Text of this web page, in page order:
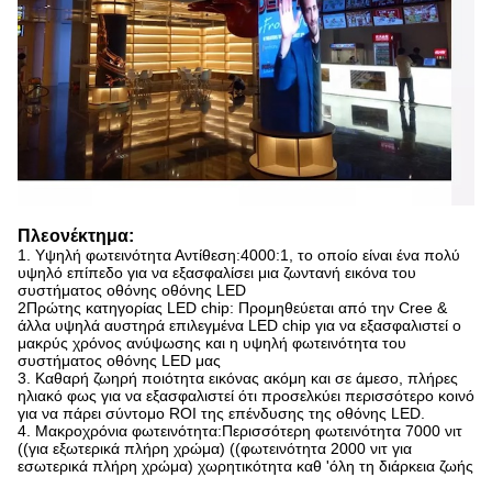
Πλεονέκτημα:
1. Υψηλή φωτεινότητα Αντίθεση:4000:1, το οποίο είναι ένα πολύ
υψηλό επίπεδο για να εξασφαλίσει μια ζωντανή εικόνα του
συστήματος οθόνης οθόνης LED
2Πρώτης κατηγορίας LED chip: Προμηθεύεται από την Cree &
άλλα υψηλά αυστηρά επιλεγμένα LED chip για να εξασφαλιστεί ο
μακρύς χρόνος ανύψωσης και η υψηλή φωτεινότητα του
συστήματος οθόνης LED μας
3. Καθαρή ζωηρή ποιότητα εικόνας ακόμη και σε άμεσο, πλήρες
ηλιακό φως για να εξασφαλιστεί ότι προσελκύει περισσότερο κοινό
για να πάρει σύντομο ROI της επένδυσης της οθόνης LED.
4. Μακροχρόνια φωτεινότητα:Περισσότερη φωτεινότητα 7000 νιτ
((για εξωτερικά πλήρη χρώμα) ((φωτεινότητα 2000 νιτ για
εσωτερικά πλήρη χρώμα) χωρητικότητα καθ 'όλη τη διάρκεια ζωής